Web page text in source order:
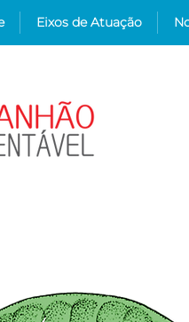
Eixos de Atuação